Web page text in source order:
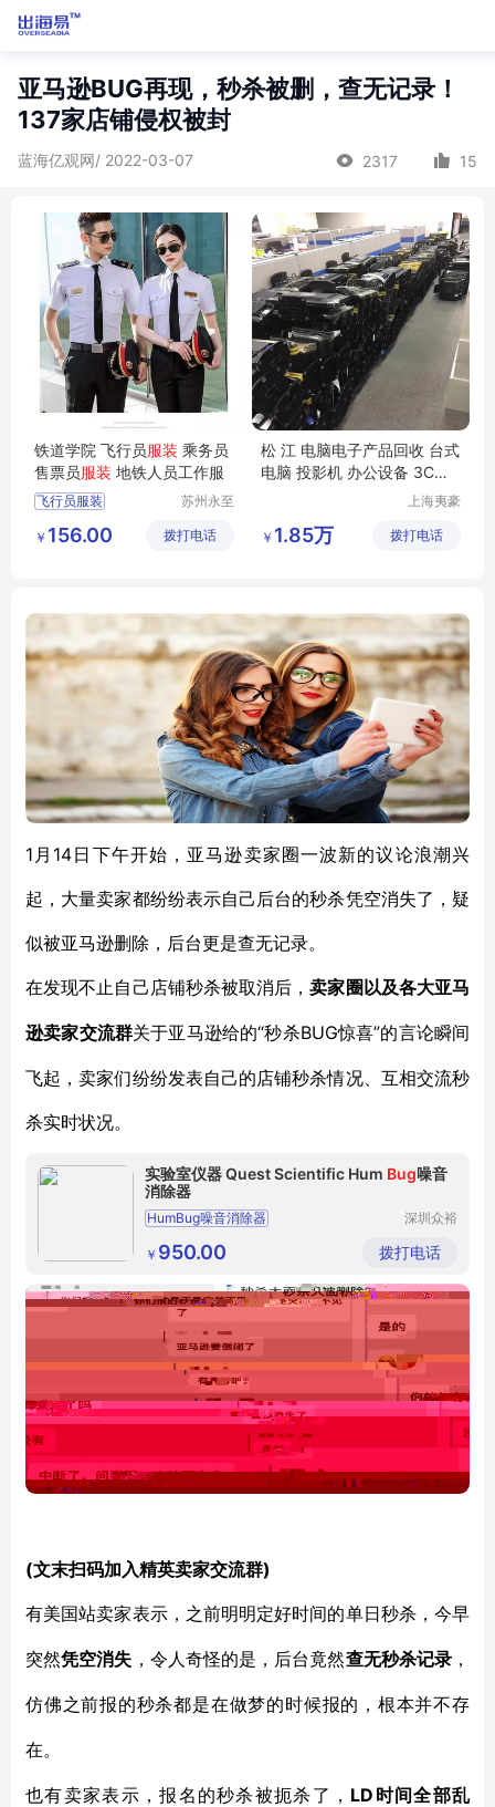
亚马逊BUG再现，秒杀被删，查无记录！
137家店铺侵权被封
蓝海亿观网/ 2022-03-07 2317 15
铁道学院 飞行员服装 乘务员
售票员服装 地铁人员工作服
飞行员服装
地铁人员工作服
苏州永至
限公司
￥ 156.00 拨打电话
松 江 电脑电子产品回收 台式
电脑 投影机 办公设备 3C电
上海夷豪
回收有限
￥ 1.85万 拨打电话
1月14日下午开始，亚马逊卖家圈一波新的议论浪潮兴
起，大量卖家都纷纷表示自己后台的秒杀凭空消失了，疑
似被亚马逊删除，后台更是查无记录。
在发现不止自己店铺秒杀被取消后，卖家圈以及各大亚马
逊卖家交流群关于亚马逊给的“秒杀BUG惊喜”的言论瞬间
飞起，卖家们纷纷发表自己的店铺秒杀情况、互相交流秒
杀实时状况。
实验室仪器 Quest Scientific Hum Bug噪音
消除器
HumBug噪音消除器
QuestScientific噪音消除器
Quest噪音消除器
QuestHumBug噪音消除器 噪音消除器
深圳众裕
限公司
￥ 950.00 拨打电话
(文末扫码加入精英卖家交流群)
有美国站卖家表示，之前明明定好时间的单日秒杀，今早
突然凭空消失 ，令人奇怪的是，后台竟然查无秒杀记录 ，
仿佛之前报的秒杀都是在做梦的时候报的，根本并不存
在。
也有卖家表示，报名的秒杀被扼杀了， LD时间全部乱